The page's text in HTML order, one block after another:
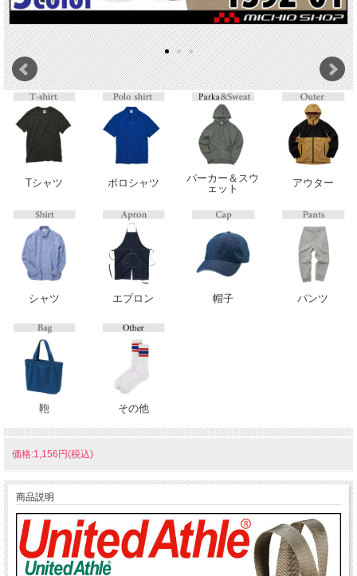
Tシャツ ポロシャツ
パーカー＆スウ
ェット
アウター
シャツ エプロン 帽子 パンツ
鞄 その他
価格:1,156円(税込)
商品説明